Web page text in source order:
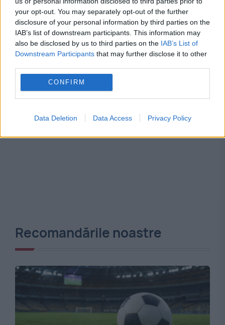
your opt-out. You may separately opt-out of the further
disclosure of your personal information by third parties on the
IAB’s list of downstream participants. This information may
also be disclosed by us to third parties on the IAB’s List of
Downstream Participants that may further disclose it to other
CONFIRM
Data Deletion Data Access Privacy Policy
Arena Naţională clasament derby
dinamo - fcsb superliga
Recomandările noastre